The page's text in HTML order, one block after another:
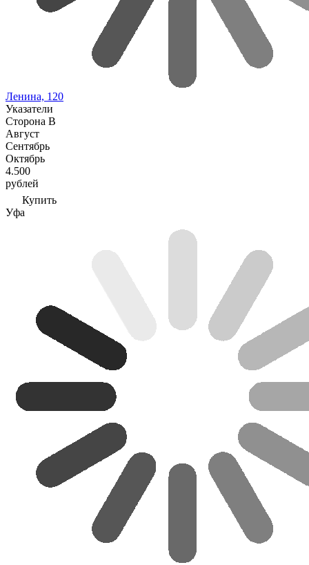
Ленина, 120
Указатели
Сторона В
Август
Сентябрь
Октябрь
4.500
рублей
Купить
Уфа